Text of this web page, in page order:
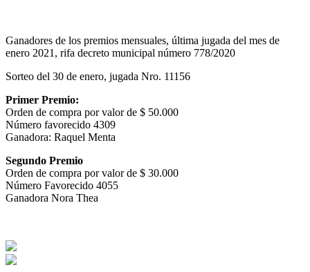
Ganadores de los premios mensuales, última jugada del mes de
enero 2021, rifa decreto municipal número 778/2020
Sorteo del 30 de enero, jugada Nro. 11156
Primer Premio:
Orden de compra por valor de $ 50.000
Número favorecido 4309
Ganadora: Raquel Menta
Segundo Premio
Orden de compra por valor de $ 30.000
Número Favorecido 4055
Ganadora Nora Thea